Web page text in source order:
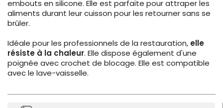
embouts en silicone. Elle est parfaite pour attraper les
aliments durant leur cuisson pour les retourner sans se
brûler.
Idéale pour les professionnels de la restauration, elle
résiste à la chaleur. Elle dispose également d'une
poignée avec crochet de blocage. Elle est compatible
avec le lave-vaisselle.